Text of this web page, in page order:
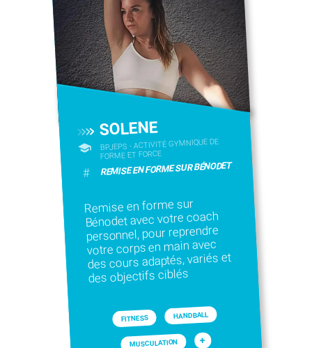
SOLENE
BPJEPS - ACTIVITÉ GYMNIQUE DE
FORME ET FORCE
# REMISE EN FORME SUR BÉNODET
Remise en forme sur
Bénodet avec votre coach
personnel, pour reprendre
votre corps en main avec
des cours adaptés, variés et
des objectifs ciblés
FITNESS HANDBALL
MUSCULATION +